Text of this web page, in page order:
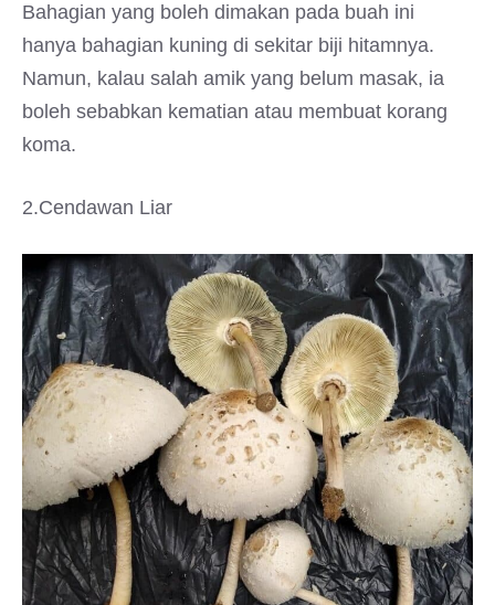
Bahagian yang boleh dimakan pada buah ini
hanya bahagian kuning di sekitar biji hitamnya.
Namun, kalau salah amik yang belum masak, ia
boleh sebabkan kematian atau membuat korang
koma.
2.Cendawan Liar